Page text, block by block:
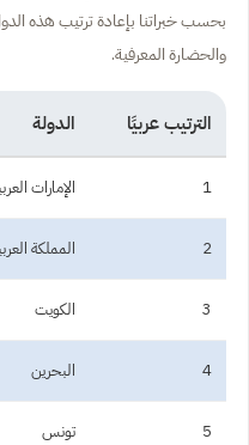
بحسب خبراتنا بإعادة ترتيب هذه
والحضارة المعرفية.
الترتيب عربيًا الدولة
1 الإمارات
2 المملكة
3 الكويت
4 البحرين
5 تونس